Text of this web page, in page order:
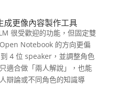
更像內容製作工具
很受歡迎的功能，但固定雙
Notebook 的方向更偏
4 位 speaker，並調整角色
適合做「兩人解說」，也能
辯論或不同角色的知識導